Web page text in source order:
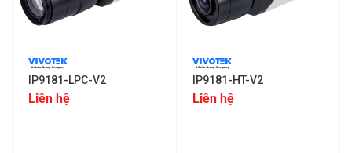
IP9181-LPC-V2
Liên hệ
IP9181-HT-V2
Liên hệ